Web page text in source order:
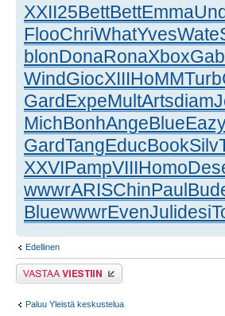
XXII25BettBettEmma
FlooChriWhatYvesWate
blonDonaRonaXbox
WindGiocXIIIHoMMTurb
GardExpeMultArtsdiam
MichBonhAngeBlue
GardTangEducBookSilv
XXVIPampVIIIHomo
wwwrARISChinPaul
BluewwwrEvenJulidesi
Edellinen
Lähetä vastaus
Paluu Yleistä keskustelua